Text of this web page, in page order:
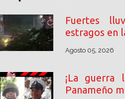
Fuertes
estragos en
Agosto 05, 2026
¡La guerra
Panameño